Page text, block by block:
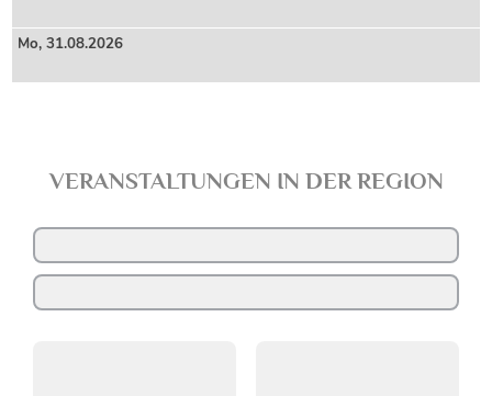
Mo,31.08.2026
VERANSTALTUNGEN IN DER REGION